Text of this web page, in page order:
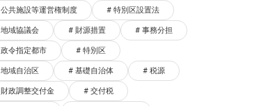
公共施設等運営権制度 特別区設置法
地域協議会 財源措置 事務分担
政令指定都市 特別区
地域自治区 基礎自治体 税源
財政調整交付金 交付税